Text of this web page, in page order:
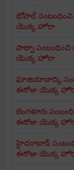
భోపాల్ సంబంధించి
యొక్క హోరా
పాట్నా సంబంధించి
యొక్క హోరా
ఘాజియాబాద్కి
ఈరోజు యొక్క
బెంగళూరు
ఈరోజు యొక్క
హైదరాబాద్
ఈరోజు యొక్క